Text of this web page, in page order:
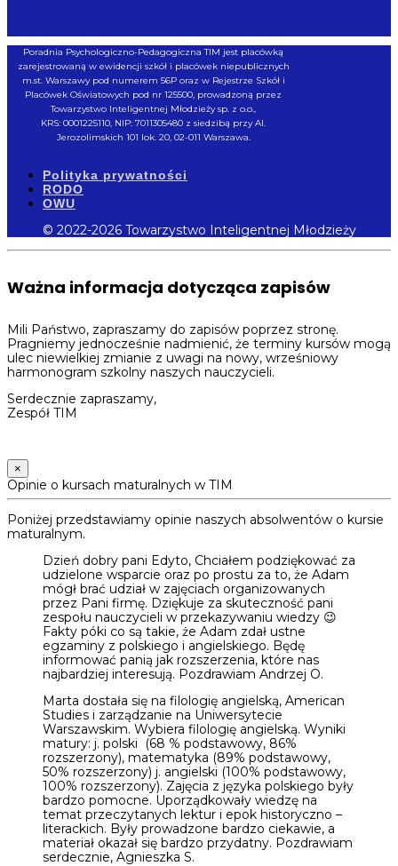
Poradnia Psychologiczno-Pedagogiczna TIM jest placówką
zarejestrowaną w ewidencji szkół i placówek niepublicznych
m.st. Warszawy pod numerem 56P oraz w Rejestrze Szkół i
Placówek Oświatowych pod nr 125500, prowadzoną przez
Towarzystwo Inteligentnej Młodzieży sp. z o.o.,
KRS: 0001225110, NIP: 7011305480 z siedzibą przy Al.
Jerozolimskich 101 lok. 20, 02-011 Warszawa.
Polityka prywatności
RODO
OWU
© 2022-2026 Towarzystwo Inteligentnej Młodzieży
Ważna informacja dotycząca zapisów
Mili Państwo, zapraszamy do zapisów poprzez stronę.
Pragniemy jednocześnie nadmienić, że terminy kursów mogą
ulec niewielkiej zmianie z uwagi na nowy, wrześniowy
harmonogram szkolny naszych nauczycieli.
Serdecznie zapraszamy,
Zespół TIM
×
Opinie o kursach maturalnych w TIM
Poniżej przedstawiamy opinie naszych absolwentów o kursie
maturalnym.
Dzień dobry pani Edyto, Chciałem podziękować za
udzielone wsparcie oraz po prostu za to, że Adam
mógł brać udział w zajęciach organizowanych
przez Pani firmę. Dziękuje za skuteczność pani
zespołu nauczycieli w przekazywaniu wiedzy 😉
Fakty póki co są takie, że Adam zdał ustne
egzaminy z polskiego i angielskiego. Będę
informować panią jak rozszerzenia, które nas
najbardziej interesują. Pozdrawiam Andrzej O.
Marta dostała się na filologię angielską, American
Studies i zarządzanie na Uniwersytecie
Warszawskim. Wybiera filologię angielską. Wyniki
matury: j. polski (68 % podstawowy, 86%
rozszerzony), matematyka (89% podstawowy,
50% rozszerzony) j. angielski (100% podstawowy,
100% rozszerzony). Zajęcia z języka polskiego były
bardzo pomocne. Uporządkowały wiedzę na
temat przeczytanych lektur i epok historyczno –
literackich. Były prowadzone bardzo ciekawie, a
materiał okazał się bardzo przydatny. Pozdrawiam
serdecznie, Agnieszka S.